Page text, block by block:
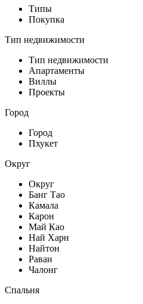
Типы
Покупка
Тип недвижимости
Тип недвижимости
Апартаменты
Виллы
Проекты
Город
Город
Пхукет
Округ
Округ
Банг Тао
Камала
Карон
Май Као
Най Харн
Найтон
Раваи
Чалонг
Спальня